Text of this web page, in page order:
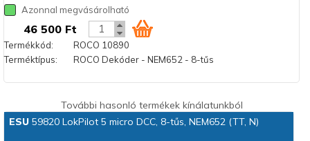
Azonnal megvásárolható
46 500 Ft
Termékkód:
ROCO 10890
Terméktípus:
ROCO Dekóder - NEM652 - 8-tűs
További hasonló termékek kínálatunkból
ESU59820 LokPilot 5 micro DCC, 8-tűs, NEM652 (TT, N)